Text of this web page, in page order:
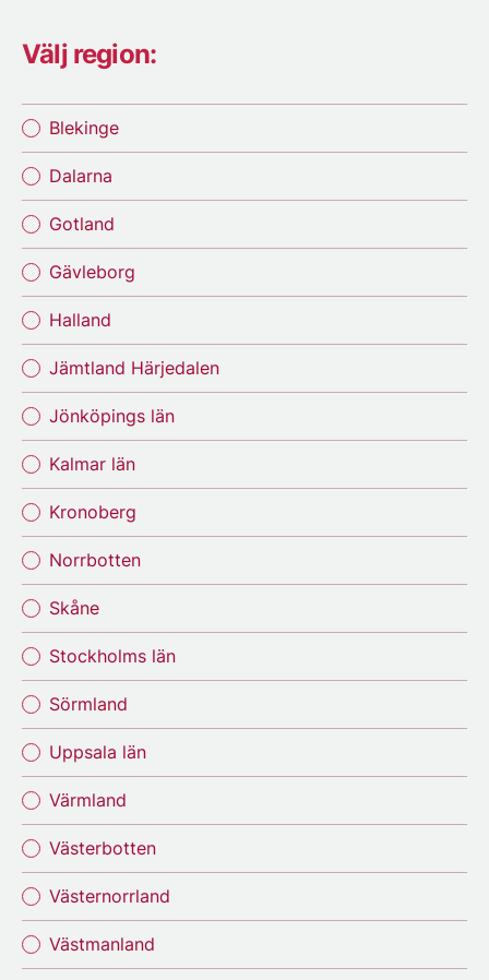
Välj region:
Blekinge
Dalarna
Gotland
Gävleborg
Halland
Jämtland Härjedalen
Jönköpings län
Kalmar län
Kronoberg
Norrbotten
Skåne
Stockholms län
Sörmland
Uppsala län
Värmland
Västerbotten
Västernorrland
Västmanland